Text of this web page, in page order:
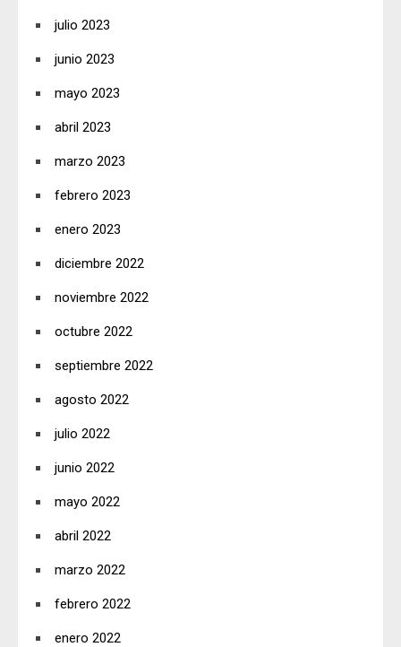
julio 2023
junio 2023
mayo 2023
abril 2023
marzo 2023
febrero 2023
enero 2023
diciembre 2022
noviembre 2022
octubre 2022
septiembre 2022
agosto 2022
julio 2022
junio 2022
mayo 2022
abril 2022
marzo 2022
febrero 2022
enero 2022